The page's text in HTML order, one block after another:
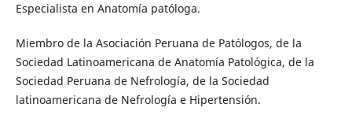
Especialista en Anatomía patóloga.
Miembro de la Asociación Peruana de Patólogos, de la
Sociedad Latinoamericana de Anatomía Patológica, de la
Sociedad Peruana de Nefrología, de la Sociedad
latinoamericana de Nefrología e Hipertensión.